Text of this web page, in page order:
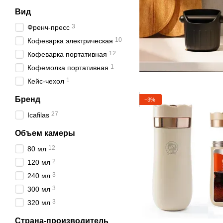
−3%
Вид
Френч-пресс 3
Кофеварка электрическая 10
Кофеварка портативная 12
Кофемолка портативная 1
Кейс-чехол 1
Бренд
Icafilas 27
Объем камеры
80 мл 12
120 мл 2
240 мл 3
300 мл 3
320 мл 3
Страна-производитель